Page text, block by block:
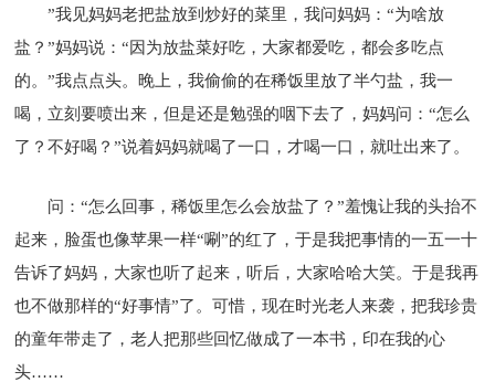
”我见妈妈老把盐放到炒好的菜里，我问妈妈：“为啥放
盐？”妈妈说：“因为放盐菜好吃，大家都爱吃，都会多吃点
的。”我点点头。晚上，我偷偷的在稀饭里放了半勺盐，我一
喝，立刻要喷出来，但是还是勉强的咽下去了，妈妈问：“怎么
了？不好喝？”说着妈妈就喝了一口，才喝一口，就吐出来了。
问：“怎么回事，稀饭里怎么会放盐了？”羞愧让我的头抬不
起来，脸蛋也像苹果一样“唰”的红了，于是我把事情的一五一十
告诉了妈妈，大家也听了起来，听后，大家哈哈大笑。于是我再
也不做那样的“好事情”了。可惜，现在时光老人来袭，把我珍贵
的童年带走了，老人把那些回忆做成了一本书，印在我的心
头……